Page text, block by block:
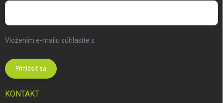
Vložením e-mailu súhlasíte s
Prihlásiť sa
KONTAKT